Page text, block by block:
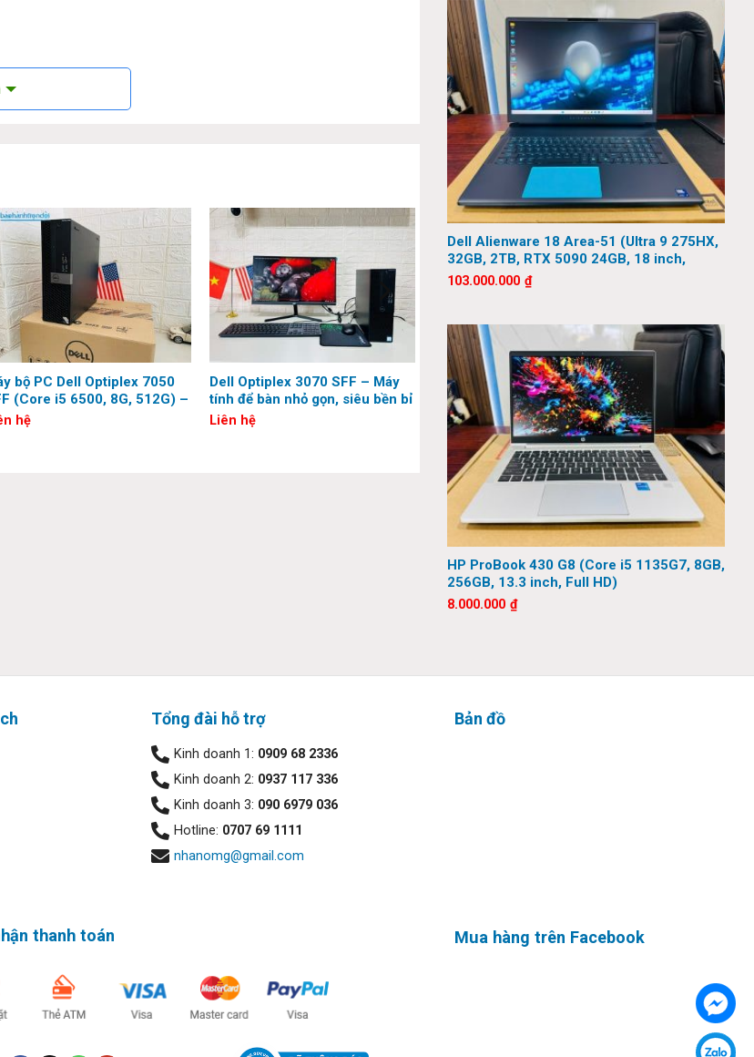
G4 Mini PC:
HP sáng bóng được được đặt ở góc bên phải cùng các cổng
sang trọng cho PC.
/ 6 nhân, 6 luồng ). Điện năng tiêu thụ rất tiết kiệm với kiến
630 phục vụ tốt nhu cầu chơi LOL, CSGO,… hoặc các
bộ PC Dell Optiplex 7050
(Core i5 6500, 8G, 512G) –
– BH 12 tháng
hệ
Dell Optiplex 3070 SFF – Máy
tính để bàn nhỏ gọn, siêu bền bỉ
Liên hệ
Dell Alienware 18 Area-51 (Ultra 9 275HX,
32GB, 2TB, RTX 5090 24GB, 18 inch,
QHD+, 300Hz)
103.000.000 ₫
HP ProBook 430 G8 (Core i5 1135G7, 8GB,
256GB, 13.3 inch, Full HD)
8.000.000 ₫
Tổng đài hỗ trợ
Kinh doanh 1: 0909 68 2336
Kinh doanh 2: 0937 117 336
Kinh doanh 3: 090 6979 036
Hotline: 0707 69 1111
nhanomg@gmail.com
Bản đồ
thanh toán Mua hàng trên Facebook